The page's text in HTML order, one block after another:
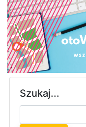
Szukaj...